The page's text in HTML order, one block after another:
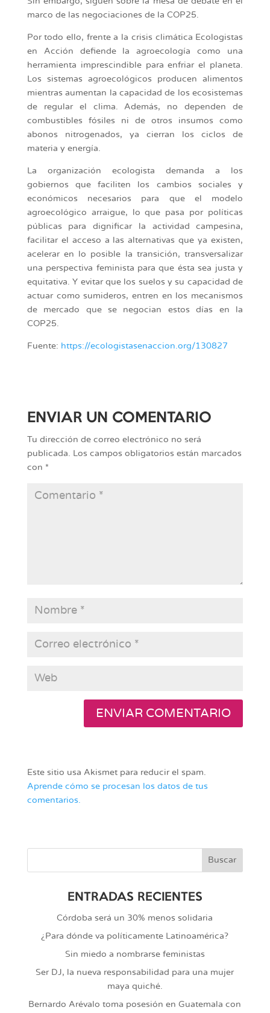
marco de las negociaciones de la COP25.
Por todo ello, frente a la crisis climática Ecologistas
en Acción defiende la agroecología como una
herramienta imprescindible para enfriar el planeta.
Los sistemas agroecológicos producen alimentos
mientras aumentan la capacidad de los ecosistemas
de regular el clima. Además, no dependen de
combustibles fósiles ni de otros insumos como
abonos nitrogenados, ya cierran los ciclos de
materia y energía.
La organización ecologista demanda a los
gobiernos que faciliten los cambios sociales y
económicos necesarios para que el modelo
agroecológico arraigue, lo que pasa por políticas
públicas para dignificar la actividad campesina,
facilitar el acceso a las alternativas que ya existen,
acelerar en lo posible la transición, transversalizar
una perspectiva feminista para que ésta sea justa y
equitativa. Y evitar que los suelos y su capacidad de
actuar como sumideros, entren en los mecanismos
de mercado que se negocian estos días en la
COP25.
Fuente: https://ecologistasenaccion.org/130827
ENVIAR UN COMENTARIO
Tu dirección de correo electrónico no será
publicada.
Los campos obligatorios están marcados
con *
Este sitio usa Akismet para reducir el spam.
Aprende cómo se procesan los datos de tus
comentarios.
ENTRADAS RECIENTES
Córdoba será un 30% menos solidaria
¿Para dónde va políticamente Latinoamérica?
Sin miedo a nombrarse feministas
Ser DJ, la nueva responsabilidad para una mujer
maya quiché.
Bernardo Arévalo toma posesión en Guatemala con